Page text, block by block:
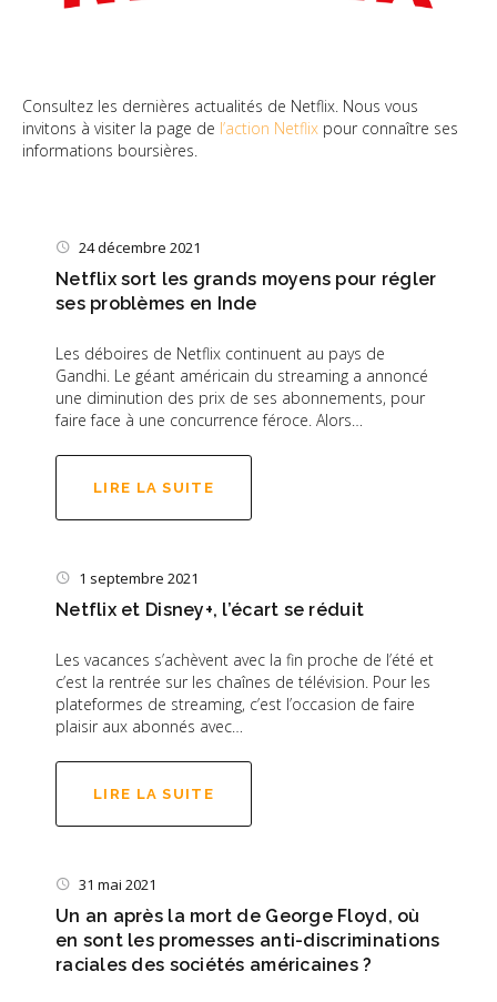
Consultez les dernières actualités de Netflix. Nous vous
invitons à visiter la page de l’action Netflix pour connaître ses
informations boursières.
24 décembre 2021
Netflix sort les grands moyens pour régler
ses problèmes en Inde
Les déboires de Netflix continuent au pays de
Gandhi. Le géant américain du streaming a annoncé
une diminution des prix de ses abonnements, pour
faire face à une concurrence féroce. Alors…
LIRE LA SUITE
1 septembre 2021
Netflix et Disney+, l’écart se réduit
Les vacances s’achèvent avec la fin proche de l’été et
c’est la rentrée sur les chaînes de télévision. Pour les
plateformes de streaming, c’est l’occasion de faire
plaisir aux abonnés avec…
LIRE LA SUITE
31 mai 2021
Un an après la mort de George Floyd, où
en sont les promesses anti-discriminations
raciales des sociétés américaines ?